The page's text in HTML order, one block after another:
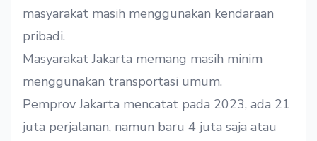
masyarakat masih menggunakan kendaraan
pribadi.
Masyarakat Jakarta memang masih minim
menggunakan transportasi umum.
Pemprov Jakarta mencatat pada 2023, ada 21
juta perjalanan, namun baru 4 juta saja atau